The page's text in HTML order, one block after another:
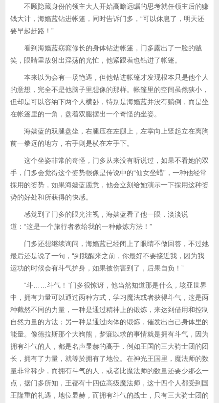
不顾隐藏身份的领主大人开始高瞻远瞩的思考就任领主后的赚
钱大计，海嫱蓝钻进帐篷，同时告诉门多，“可以休息了，明天还
要早起赶路！”
看到海嫱蓝窈窕修长的身体钻进帐篷，门多露出了一脸的贼
笑，眼睛里放射出淫荡的光忙，他紧跟着也钻进了帐篷。
本来以为会有一场艳遇，但他钻进帐篷才发现根本只是他个人
的意想，完全不是他脑子里想像的那样。帐篷里的空间虽然狭小，
但却是可以容纳下两个人横卧，特别是海嫱蓝并没有躺倒，而是坐
在帐篷里的一角，盘着双腿摆出一个奇怪的坐姿。
海嫱蓝的双腿盘坐，右腿压在左腿上，左掌向上竖起立在离胸
前一拳远的地方，右手则是横在左手下。
这个坐姿非常的奇怪，门多从来没有听说过，如果不看她的双
手，门多会觉得这个姿势很像是传说中的“仙女坐蜡”，一种他经常
採用的姿势，如果海嫱蓝愿意，他会立刻给她演示一下採用这种姿
势的好处和所获得的快感。
感觉到了门多的眼光注视，海嫱蓝看了他一眼，淡淡说
道：“这是一个旅行者教给我的一种修炼方法！”
门多还想继续询问，海嫱蓝已经闭上了眼睛不做回答，不过她
最后还是说了一句，“到我醒来之前，你最好不要接近我，因为我
运功的时候会有斗气护身，如果被伤害到了，后果自负！”
“斗……斗气！”门多很惊讶，他当然知道那是什么，垓亚世界
中，拥有力量可以通过两种方式，学习魔法或者获得斗气，这是两
种截然不同的力量，一种是通过精神上的锻炼，来达到借用和控制
自然力量的方法；另一种是通过肉体的锻炼，催发出自己身体里的
能量。像德拉斯那个大狗熊，梦寐以求的事情就是拥有斗气，因为
拥有斗气的人，都是名声显赫的高手，例如王国的三大骑士团的团
长，拥有了力量，就等於拥有了地位。在神光王国里，魔法师的数
量非常稀少，而拥有斗气的人，或者比魔法师的数量还要少那么一
点，据门多所知，王都有十四位高级魔法师，这十四个人都受到国
王隆重的礼遇，地位显赫，而拥有斗气的战士，只有三大骑士团的